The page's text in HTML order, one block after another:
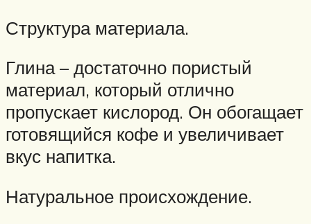
Структура материала.
Глина – достаточно пористый
материал, который отлично
пропускает кислород. Он обогащает
готовящийся кофе и увеличивает
вкус напитка.
Натуральное происхождение.